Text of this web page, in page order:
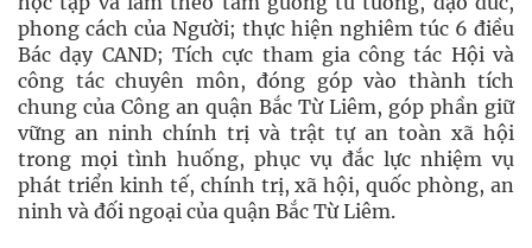
phong cách của Người; thực hiện nghiêm túc 6 điều
Bác dạy CAND; Tích cực tham gia công tác Hội và
công tác chuyên môn, đóng góp vào thành tích
chung của Công an quận Bắc Từ Liêm, góp phần giữ
vững an ninh chính trị và trật tự an toàn xã hội
trong mọi tình huống, phục vụ đắc lực nhiệm vụ
phát triển kinh tế, chính trị, xã hội, quốc phòng, an
ninh và đối ngoại của quận Bắc Từ Liêm.